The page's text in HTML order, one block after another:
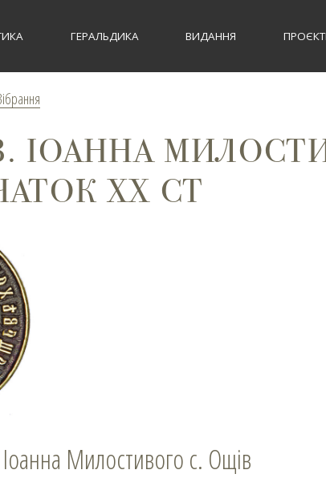
ГЕРАЛЬДИКА ВИДАННЯ
ІОАННА
ХХ СТ
Милостивого с. Ощів